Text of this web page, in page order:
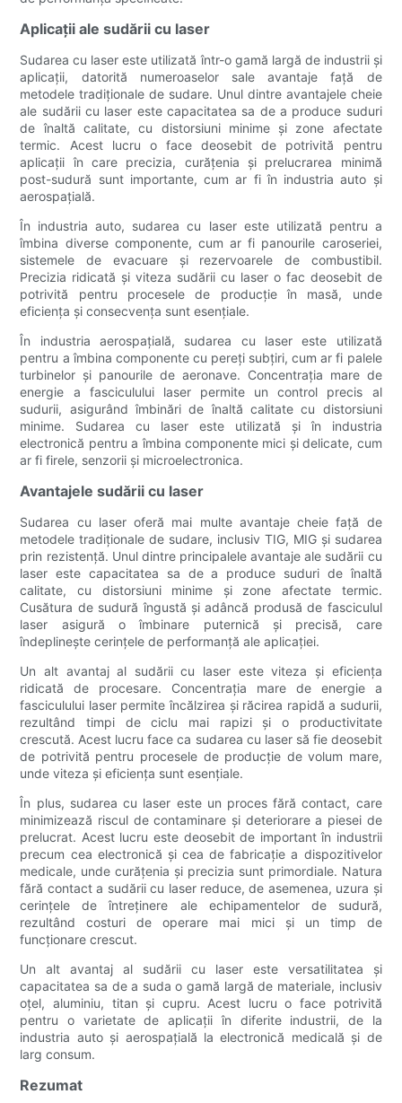
Aplicații ale sudării cu laser
Sudarea cu laser este utilizată într-o gamă largă de industrii și
aplicații, datorită numeroaselor sale avantaje față de
metodele tradiționale de sudare. Unul dintre avantajele cheie
ale sudării cu laser este capacitatea sa de a produce suduri
de înaltă calitate, cu distorsiuni minime și zone afectate
termic. Acest lucru o face deosebit de potrivită pentru
aplicații în care precizia, curățenia și prelucrarea minimă
post-sudură sunt importante, cum ar fi în industria auto și
aerospațială.
În industria auto, sudarea cu laser este utilizată pentru a
îmbina diverse componente, cum ar fi panourile caroseriei,
sistemele de evacuare și rezervoarele de combustibil.
Precizia ridicată și viteza sudării cu laser o fac deosebit de
potrivită pentru procesele de producție în masă, unde
eficiența și consecvența sunt esențiale.
În industria aerospațială, sudarea cu laser este utilizată
pentru a îmbina componente cu pereți subțiri, cum ar fi palele
turbinelor și panourile de aeronave. Concentrația mare de
energie a fasciculului laser permite un control precis al
sudurii, asigurând îmbinări de înaltă calitate cu distorsiuni
minime. Sudarea cu laser este utilizată și în industria
electronică pentru a îmbina componente mici și delicate, cum
ar fi firele, senzorii și microelectronica.
Avantajele sudării cu laser
Sudarea cu laser oferă mai multe avantaje cheie față de
metodele tradiționale de sudare, inclusiv TIG, MIG și sudarea
prin rezistență. Unul dintre principalele avantaje ale sudării cu
laser este capacitatea sa de a produce suduri de înaltă
calitate, cu distorsiuni minime și zone afectate termic.
Cusătura de sudură îngustă și adâncă produsă de fasciculul
laser asigură o îmbinare puternică și precisă, care
îndeplinește cerințele de performanță ale aplicației.
Un alt avantaj al sudării cu laser este viteza și eficiența
ridicată de procesare. Concentrația mare de energie a
fasciculului laser permite încălzirea și răcirea rapidă a sudurii,
rezultând timpi de ciclu mai rapizi și o productivitate
crescută. Acest lucru face ca sudarea cu laser să fie deosebit
de potrivită pentru procesele de producție de volum mare,
unde viteza și eficiența sunt esențiale.
În plus, sudarea cu laser este un proces fără contact, care
minimizează riscul de contaminare și deteriorare a piesei de
prelucrat. Acest lucru este deosebit de important în industrii
precum cea electronică și cea de fabricație a dispozitivelor
medicale, unde curățenia și precizia sunt primordiale. Natura
fără contact a sudării cu laser reduce, de asemenea, uzura și
cerințele de întreținere ale echipamentelor de sudură,
rezultând costuri de operare mai mici și un timp de
funcționare crescut.
Un alt avantaj al sudării cu laser este versatilitatea și
capacitatea sa de a suda o gamă largă de materiale, inclusiv
oțel, aluminiu, titan și cupru. Acest lucru o face potrivită
pentru o varietate de aplicații în diferite industrii, de la
industria auto și aerospațială la electronică medicală și de
larg consum.
Rezumat